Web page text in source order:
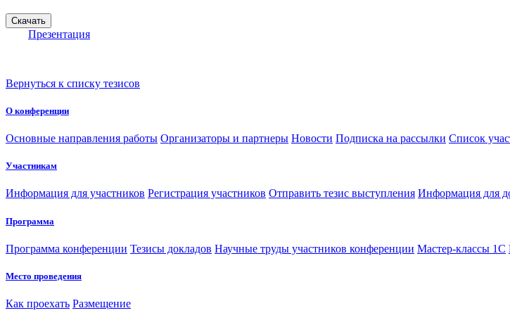
Презентация
Вернуться к списку тезисов
О конференции
Основные направления работы Организаторы и партнеры Новости Подписка на рассылки Список
Участникам
Информация для участников Регистрация участников Отправить тезис выступления Информация для
Программа
Программа конференции Тезисы докладов Научные труды участников конференции Мастер-классы 1С
Место проведения
Как проехать Размещение